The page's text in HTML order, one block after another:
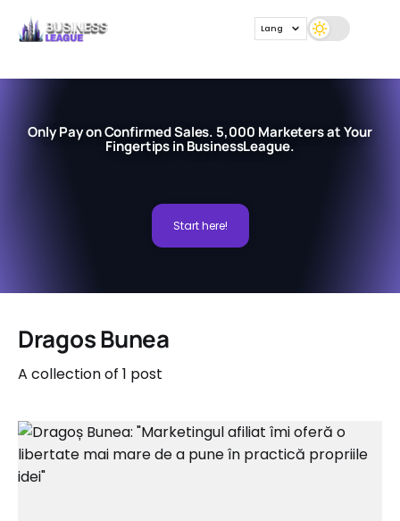
Lang
Only Pay on Confirmed Sales. 5,000 Marketers at Your
Fingertips in BusinessLeague.
Start here!
Dragos Bunea
A collection of 1 post